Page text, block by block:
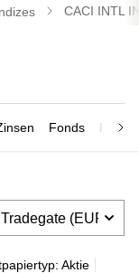
CACI INTL
Fonds
Aktie